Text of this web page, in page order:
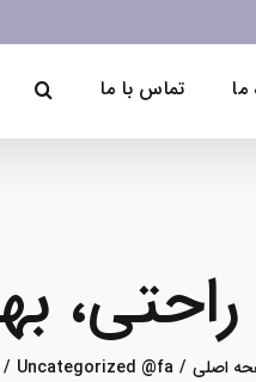
ما تماس با ما
اصلی Uncategorized @fa